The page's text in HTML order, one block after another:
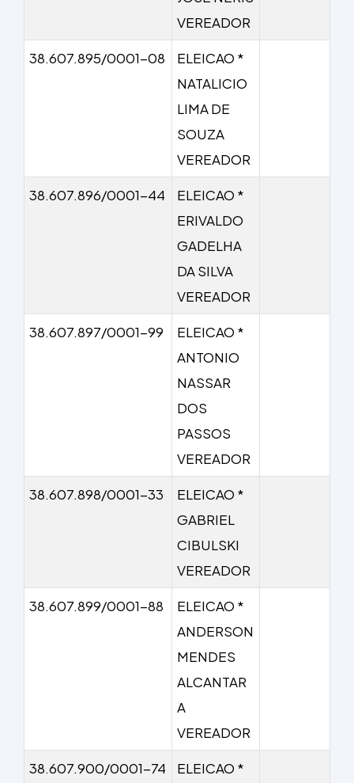
VEREADOR
38.607.895/0001-08
ELEICAO *
NATALICIO
LIMA DE
SOUZA
VEREADOR
38.607.896/0001-44
ELEICAO *
ERIVALDO
GADELHA
DA SILVA
VEREADOR
38.607.897/0001-99
ELEICAO *
ANTONIO
NASSAR
DOS
PASSOS
VEREADOR
38.607.898/0001-33
ELEICAO *
GABRIEL
CIBULSKI
VEREADOR
38.607.899/0001-88
ELEICAO *
ANDERSON
MENDES
ALCANTAR
A
VEREADOR
38.607.900/0001-74
ELEICAO *